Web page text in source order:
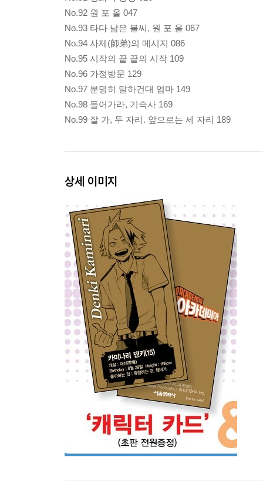
No.92 원 포 올 047
No.93 타다 남은 불씨, 원 포 올 067
No.94 사제(師弟)의 메시지 086
No.95 시작의 끝 끝의 시작 109
No.96 가정방문 129
No.97 분명히 말하건대 엄마 149
No.98 들어가라, 기숙사 169
No.99 잘 가, 두 자리. 앞으로는 세 자리 189
상세 이미지